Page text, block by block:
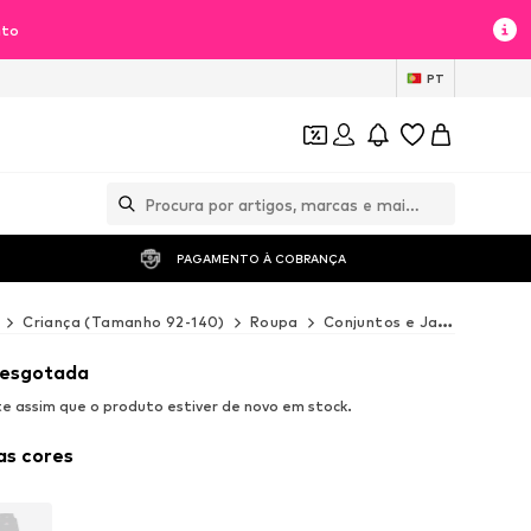
PT
PAGAMENTO À COBRANÇA
Criança (Tamanho 92-140) Roupa Conjuntos e Jardineiras
assim que o produto estiver de novo em stock.
cores